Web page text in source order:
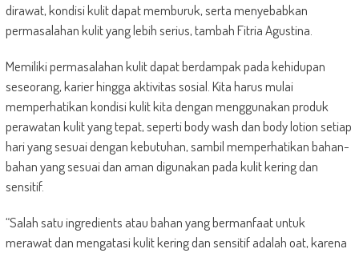
dirawat, kondisi kulit dapat memburuk, serta menyebabkan
permasalahan kulit yang lebih serius, tambah Fitria Agustina.
Memiliki permasalahan kulit dapat berdampak pada kehidupan
seseorang, karier hingga aktivitas sosial. Kita harus mulai
memperhatikan kondisi kulit kita dengan menggunakan produk
perawatan kulit yang tepat, seperti body wash dan body lotion setiap
hari yang sesuai dengan kebutuhan, sambil memperhatikan bahan-
bahan yang sesuai dan aman digunakan pada kulit kering dan
sensitif.
“Salah satu ingredients atau bahan yang bermanfaat untuk
merawat dan mengatasi kulit kering dan sensitif adalah oat, karena